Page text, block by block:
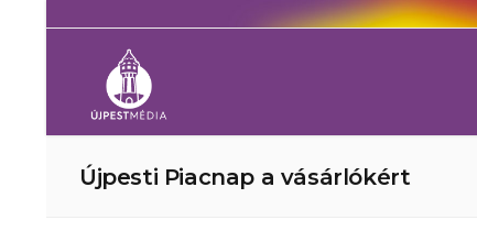
Újpesti Piacnap a vásárlókért